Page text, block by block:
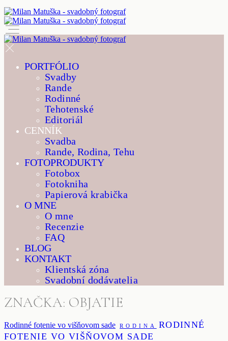
PORTFÓLIO
Svadby
Rande
Rodinné
Tehotenské
Editoriál
CENNÍK
Svadba
Rande, Rodina, Tehu
FOTOPRODUKTY
Fotobox
Fotokniha
Papierová krabička
O MNE
O mne
Recenzie
FAQ
BLOG
KONTAKT
Klientská zóna
Svadobní dodávatelia
ZNAČKA: OBJATIE
Rodinné fotenie vo višňovom sade RODINA
RODINNÉ
FOTENIE VO VIŠŇOVOM SADE